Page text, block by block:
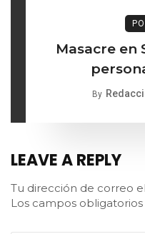
Masacre en
By
LEAVE A REPLY
Tu dirección de correo
Los campos